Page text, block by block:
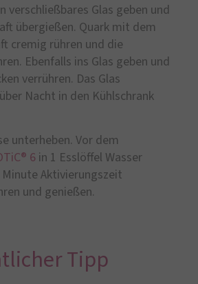
verschließbares Glas geben und
übergießen. Quark mit dem
cremig rühren und die
Ebenfalls ins Glas geben und
verrühren. Das Glas
Nacht in den Kühlschrank
unterheben. Vor dem
6 in 1 Esslöffel Wasser
Aktivierungszeit
und genießen.
Tipp